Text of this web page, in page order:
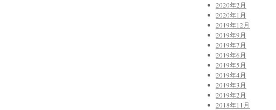
2020年2月
2020年1月
2019年12月
2019年9月
2019年7月
2019年6月
2019年5月
2019年4月
2019年3月
2019年2月
2018年11月